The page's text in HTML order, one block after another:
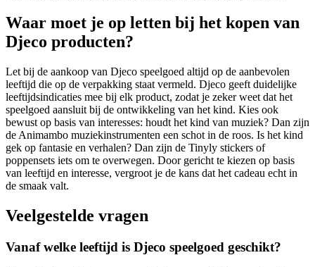
Waar moet je op letten bij het kopen van
Djeco producten?
Let bij de aankoop van Djeco speelgoed altijd op de aanbevolen
leeftijd die op de verpakking staat vermeld. Djeco geeft duidelijke
leeftijdsindicaties mee bij elk product, zodat je zeker weet dat het
speelgoed aansluit bij de ontwikkeling van het kind. Kies ook
bewust op basis van interesses: houdt het kind van muziek? Dan zijn
de Animambo muziekinstrumenten een schot in de roos. Is het kind
gek op fantasie en verhalen? Dan zijn de Tinyly stickers of
poppensets iets om te overwegen. Door gericht te kiezen op basis
van leeftijd en interesse, vergroot je de kans dat het cadeau echt in
de smaak valt.
Veelgestelde vragen
Vanaf welke leeftijd is Djeco speelgoed geschikt?